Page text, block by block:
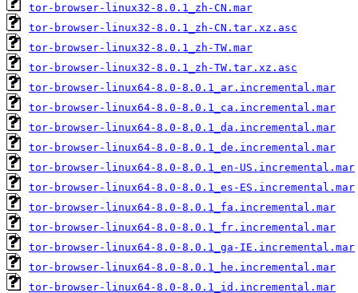
tor-browser-linux32-8.0.1_zh-CN.mar
tor-browser-linux32-8.0.1_zh-CN.tar.xz.asc
tor-browser-linux32-8.0.1_zh-TW.mar
tor-browser-linux32-8.0.1_zh-TW.tar.xz.asc
tor-browser-linux64-8.0-8.0.1_ar.incremental.mar
tor-browser-linux64-8.0-8.0.1_ca.incremental.mar
tor-browser-linux64-8.0-8.0.1_da.incremental.mar
tor-browser-linux64-8.0-8.0.1_de.incremental.mar
tor-browser-linux64-8.0-8.0.1_en-US.incremental.mar
tor-browser-linux64-8.0-8.0.1_es-ES.incremental.mar
tor-browser-linux64-8.0-8.0.1_fa.incremental.mar
tor-browser-linux64-8.0-8.0.1_fr.incremental.mar
tor-browser-linux64-8.0-8.0.1_ga-IE.incremental.mar
tor-browser-linux64-8.0-8.0.1_he.incremental.mar
tor-browser-linux64-8.0-8.0.1_id.incremental.mar